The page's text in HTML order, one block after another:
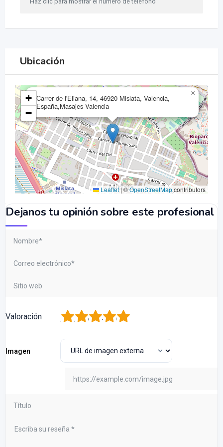
Ubicación
Carrer de l'Eliana, 14, 46920 Mislata, Valencia,
España,Masajes Valencia
×
+
−
Leaflet |©OpenStreetMapcontributors
Dejanos tu opinión sobre este profesional
Valoración 5
4
3
2
Imagen